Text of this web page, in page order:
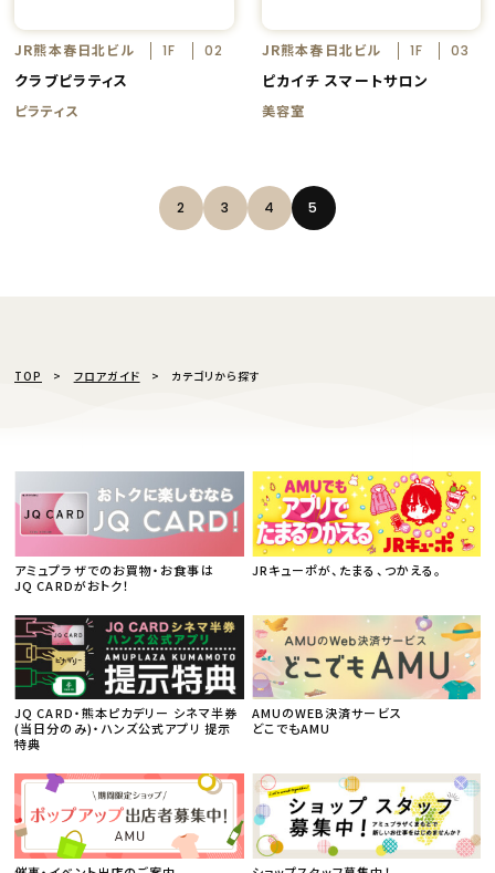
JR熊本春日北ビル 1F 02
クラブピラティス
ピラティス
JR熊本春日北ビル 1F 03
ピカイチ スマートサロン
美容室
2 3 4 5
TOP フロアガイド カテゴリから探す
アミュプラザでのお買物・お食事は
JQ CARDがおトク！
JRキューポが、たまる、つかえる。
JQ CARD・熊本ピカデリー シネマ半券
(当日分のみ)・ハンズ公式アプリ 提示
特典
AMUのWEB決済サービス
どこでもAMU